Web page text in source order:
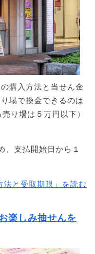
購入方法と当せん金
場で換金できるのは
り場は５万円以下）
、支払開始日から１
法と受取期限」を読む
楽しみ抽せんを